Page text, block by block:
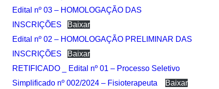
Edital nº 03 – HOMOLOGAÇÃO DAS
INSCRIÇÕES
Baixar
Edital nº 02 – HOMOLOGAÇÃO PRELIMINAR DAS
INSCRIÇÕES
Baixar
RETIFICADO _ Edital nº 01 – Processo Seletivo
Simplificado nº 002/2024 – Fisioterapeuta
Baixar